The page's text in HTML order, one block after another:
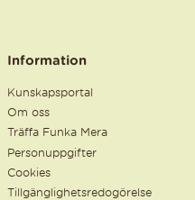
Information
Kunskapsportal
Om oss
Träffa Funka Mera
Personuppgifter
Cookies
Tillgänglighetsredogörelse